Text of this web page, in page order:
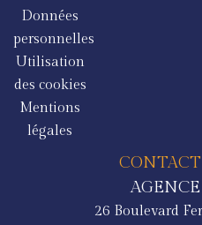
Données
personnelles
Utilisation
des cookies
Mentions
légales
26 Boulevard